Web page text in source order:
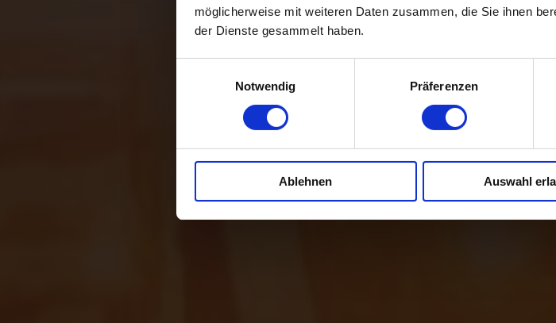
möglicherweise mit weiteren Daten zusammen, die Sie ihnen
der Dienste gesammelt haben.
Notwendig
Präferenzen
Ablehnen Auswahl